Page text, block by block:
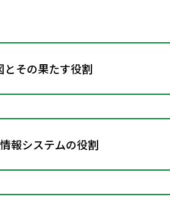
その果たす役割
報システムの役割